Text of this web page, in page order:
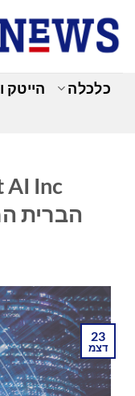
content
כלכלה הייטק
הברית
23
דצמ